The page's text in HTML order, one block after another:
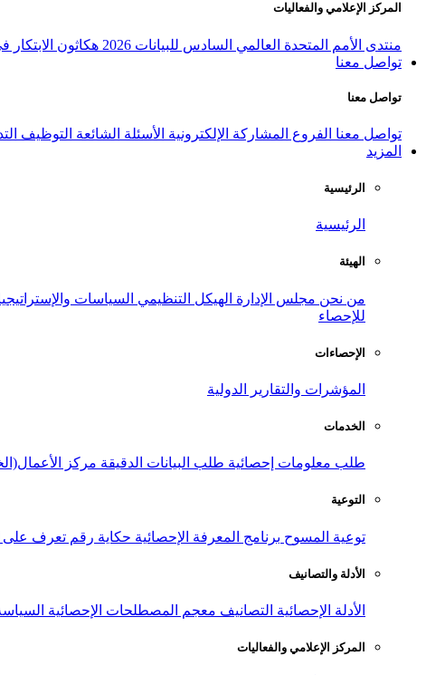
المركز الإعلامي والفعاليات
منتدى الأمم المتحدة العالمي السادس للبيانات 2026 هكاثون الابتكار
تواصل معنا
تواصل معنا
تواصل معنا الفروع المشاركة الإلكترونية الأسئلة الشائعة التوظيف
المزيد
الرئيسية
الرئيسية
الهيئة
من نحن مجلس الإدارة الهيكل التنظيمي السياسات
للإحصاء
الإحصاءات
المؤشرات والتقارير الدولية
الخدمات
طلب معلومات إحصائية طلب البيانات الدقيقة مركز
التوعية
توعية المسوح برنامج المعرفة الإحصائية حكاية رقم تعرف على
الأدلة والتصانيف
الأدلة الإحصائية التصانيف معجم المصطلحات الإحصائية
المركز الإعلامي والفعاليات